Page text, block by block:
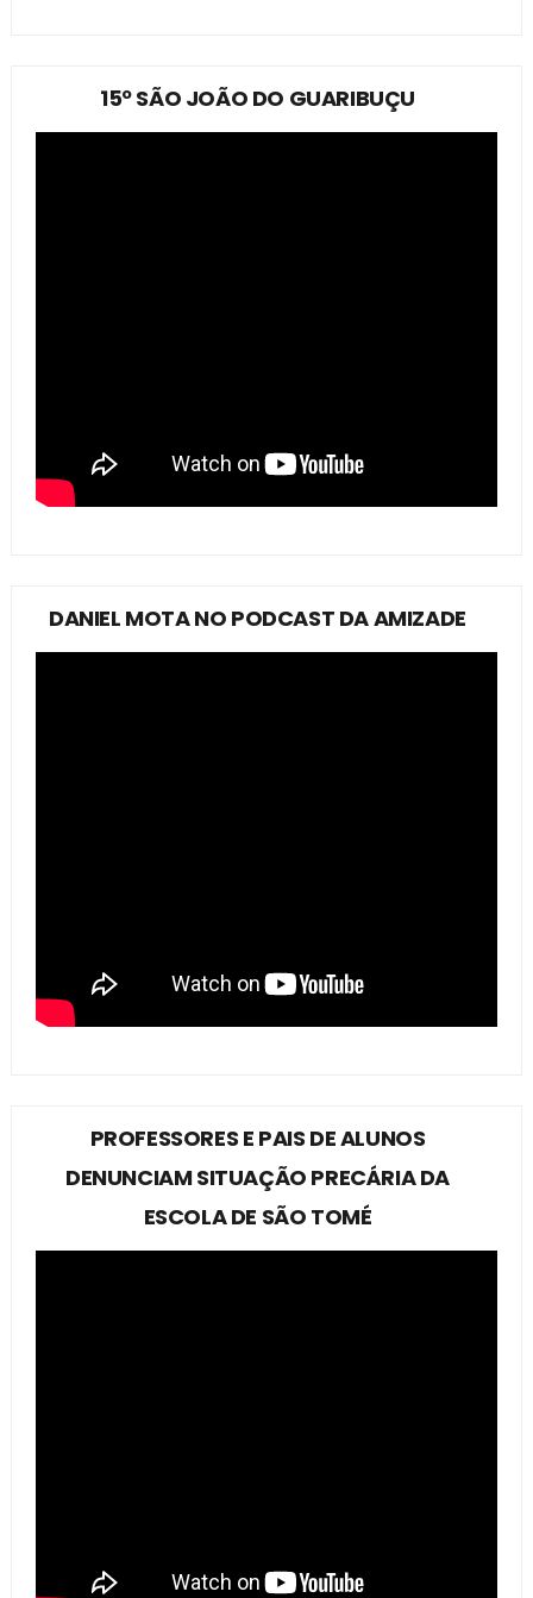
15º SÃO JOÃO DO GUARIBUÇU
DANIEL MOTA NO PODCAST DA AMIZADE
PROFESSORES E PAIS DE ALUNOS
DENUNCIAM SITUAÇÃO PRECÁRIA DA
ESCOLA DE SÃO TOMÉ